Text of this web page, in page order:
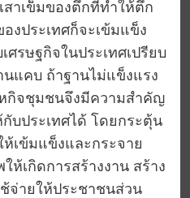
สาเข็มของตึกที่ทำให้ตึก
งประเทศก็จะเข้มแข็ง
รษฐกิจในประเทศเปรียบ
แคบ ถ้าฐานไม่แข็งแรง
กิจชุมชนจึงมีความสำคัญ
บประเทศได้ โดยกระตุ้น
เข้มแข็งและกระจาย
ห้เกิดการสร้างงาน สร้าง
จ่ายให้ประชาชนส่วน